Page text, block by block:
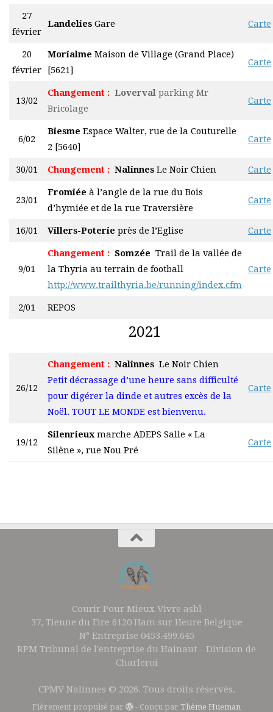
27
février
Landelies Gare Carte
20
février
Morialme Maison de Village (Grand Place)
[5621]
Carte
13/02
Changement : Loverval parking Mr
Bricolage
Carte
6/02
Biesme Espace Walter, rue de la Couturelle
2 [5640]
Carte
30/01 Changement : Nalinnes Le Noir Chien Carte
23/01
Fromiée à l’angle de la rue du Bois
d’hymiée et de la rue Traversière
Carte
16/01 Villers-Poterie près de l’Eglise Carte
9/01
Changement : Somzée Trail de la vallée de
la Thyria au terrain de football
http://www.trailthyria.be/running/index.cfm
Carte
2/01 REPOS
2021
26/12
Changement : Nalinnes Le Noir Chien
Petit décrassage d’une heure sans difficulté
pour digérer la dinde et autres excès de la
Noël. TOUT LE MONDE est bienvenu.
Carte
19/12
Silenrieuxmarche ADEPS Salle « La
Silène », rue Nou Pré
Carte
Courir Pour Mieux Vivre asbl
37, Tienne du Fire 6120 Ham sur Heure Belgique
N° Entreprise 0453.499.645
RPM Tribunal de l'entreprise du Hainaut - Division de
Charleroi
CPMV Nalinnes © 2026. Tous droits réservés.
Fièrement propulsé par - Conçu par Thème Hueman